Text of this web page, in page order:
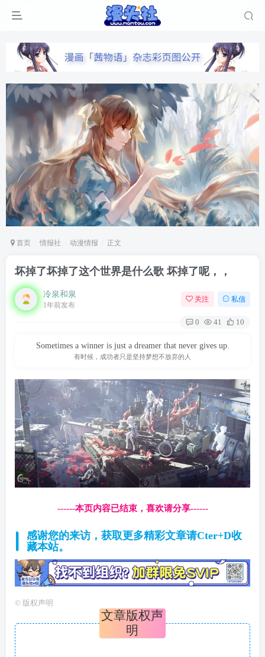
首页 情报社 动漫情报 正文
坏掉了坏掉了这个世界是什么歌 坏掉了呢，，
冷泉和泉
1年前发布
关注 私信
0 41 10
Sometimes a winner is just a dreamer that never gives up.
有时候，成功者只是坚持梦想不放弃的人
------本页内容已结束，喜欢请分享------
感谢您的来访，获取更多精彩文章请Cter+D收
藏本站。
© 版权声明
文章版权声
明